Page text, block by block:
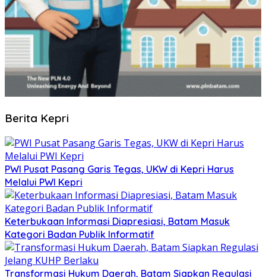
Berita Kepri
PWI Pusat Pasang Garis Tegas, UKW di Kepri Harus
Melalui PWI Kepri
Keterbukaan Informasi Diapresiasi, Batam Masuk
Kategori Badan Publik Informatif
Transformasi Hukum Daerah, Batam Siapkan Regulasi